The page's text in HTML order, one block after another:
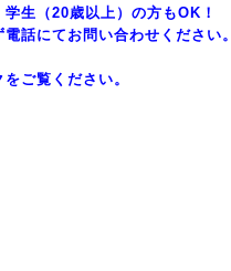
生（20歳以上）の方もOK！
話にてお問い合わせください。
ご覧ください。